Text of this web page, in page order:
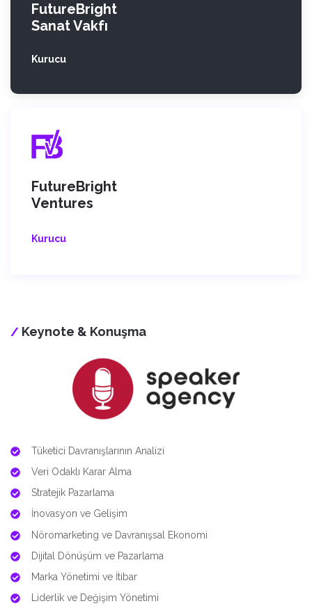
FutureBright
Sanat Vakfı
Kurucu
FutureBright
Ventures
Kurucu
/ Keynote & Konuşma
Tüketici Davranışlarının Analizi
Veri Odaklı Karar Alma
Stratejik Pazarlama
İnovasyon ve Gelişim
Nöromarketing ve Davranışsal Ekonomi
Dijital Dönüşüm ve Pazarlama
Marka Yönetimi ve İtibar
Liderlik ve Değişim Yönetimi